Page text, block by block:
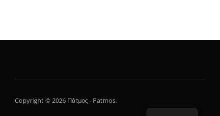
Copyright © 2026 Πάτμος - Patmos.